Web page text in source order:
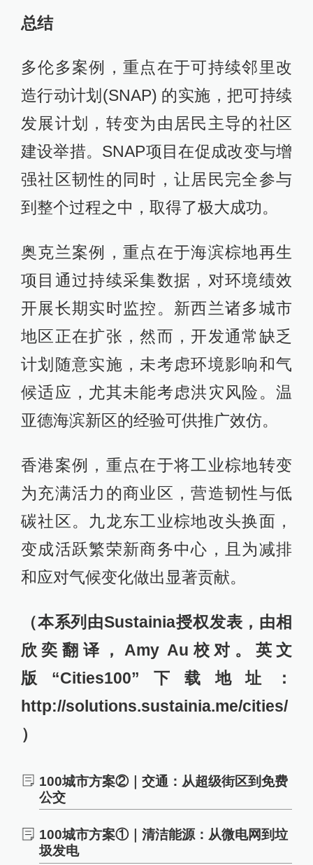
总结
多伦多案例，重点在于可持续邻里改
造行动计划(SNAP) 的实施，把可持续
发展计划，转变为由居民主导的社区
建设举措。SNAP项目在促成改变与增
强社区韧性的同时，让居民完全参与
到整个过程之中，取得了极大成功。
奥克兰案例，重点在于海滨棕地再生
项目通过持续采集数据，对环境绩效
开展长期实时监控。新西兰诸多城市
地区正在扩张，然而，开发通常缺乏
计划随意实施，未考虑环境影响和气
候适应，尤其未能考虑洪灾风险。温
亚德海滨新区的经验可供推广效仿。
香港案例，重点在于将工业棕地转变
为充满活力的商业区，营造韧性与低
碳社区。九龙东工业棕地改头换面，
变成活跃繁荣新商务中心，且为减排
和应对气候变化做出显著贡献。
（本系列由Sustainia授权发表，由相
欣奕翻译，Amy Au校对。英文
版“Cities100”下载地址：
http://solutions.sustainia.me/cities/
）
100城市方案②｜交通：从超级街区到免费
公交
100城市方案①｜清洁能源：从微电网到垃
圾发电